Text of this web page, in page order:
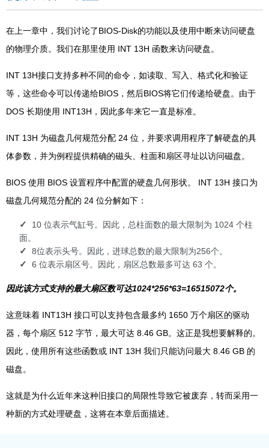
在上一章中，我们讨论了BIOS-Disk的功能以及使用中断来访问硬盘
的物理介质。我们在那里使用 INT 13H 函数来访问硬盘。
INT 13H接口支持多种不同的命令，如读取、写入、格式化和验证
等，这些命令可以传递给BIOS，然后BIOS将它们传递给硬盘。由于
DOS 长期使用 INT13H，因此多年来它一直是标准。
INT 13H 为磁盘几何规范分配 24 位，并要求调用程序了解硬盘的具
体参数，并为例程提供精确的磁头、柱面和扇区寻址以访问磁盘。
BIOS 使用 BIOS 设置程序中配置的硬盘几何形状。 INT 13H 接口为
磁盘几何规范分配的 24 位分解如下：
10 位表示气缸号。因此，总柱面数的最大限制为 1024 个柱
面。
8位表示头号。因此，进球总数的最大限制为256个。
6 位表示扇区号。因此，扇区总数最多可达 63 个。
因此该方式支持的最大扇区数可达1024*256*63=16515072个。
这意味着 INT13H 接口可以支持包含最多约 1650 万个扇区的驱动
器，每个扇区 512 字节，最大可达 8.46 GB。这正是我想要解释的。
因此，使用所有这些函数或 INT 13H 我们只能访问最大 8.46 GB 的
磁盘。
这就是为什么近年来这种旧接口的局限性导致它被废弃，转而采用一
种新的方式处理硬盘，这将在本章后面描述。